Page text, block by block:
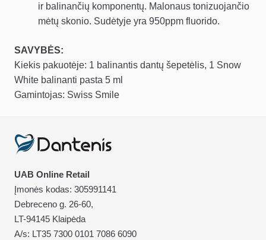
ir balinančių komponentų. Malonaus tonizuojančio
mėtų skonio. Sudėtyje yra 950ppm fluorido.
SAVYBĖS:
Kiekis pakuotėje: 1 balinantis dantų šepetėlis, 1 Snow
White balinanti pasta 5 ml
Gamintojas: Swiss Smile
UAB Online Retail
Įmonės kodas: 305991141
Debreceno g. 26-60,
LT-94145 Klaipėda
A/s: LT35 7300 0101 7086 6090